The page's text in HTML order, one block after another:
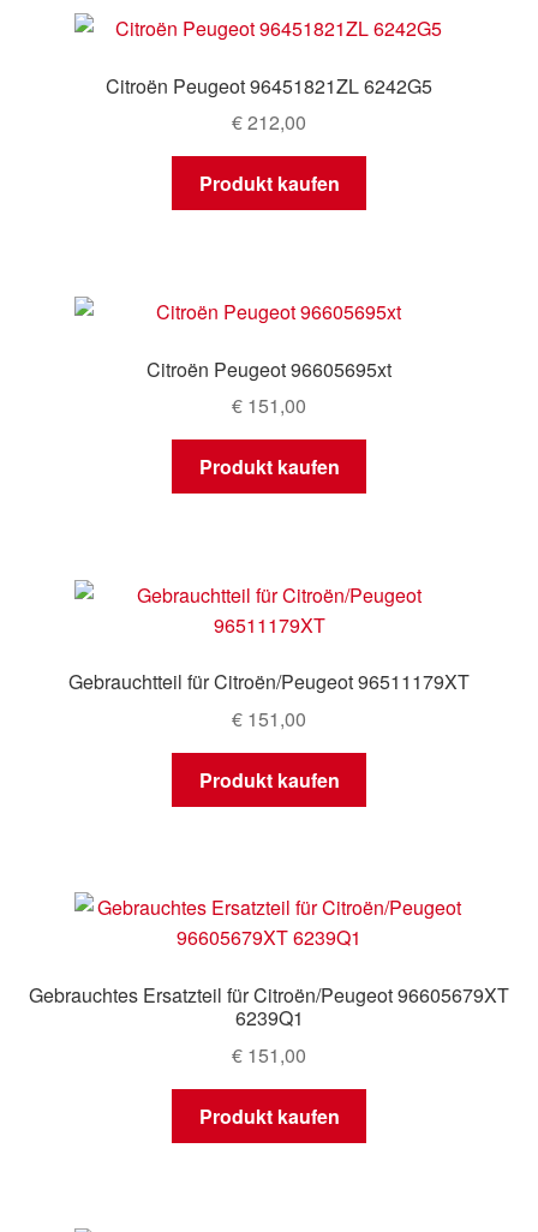
Citroën Peugeot 96451821ZL 6242G5
€212,00
Produkt kaufen
Citroën Peugeot 96605695xt
€ 151,00
Produkt kaufen
Gebrauchtteil für Citroën/Peugeot 96511179XT
€ 151,00
Produkt kaufen
Gebrauchtes Ersatzteil für Citroën/Peugeot 96605679XT
6239Q1
€ 151,00
Produkt kaufen